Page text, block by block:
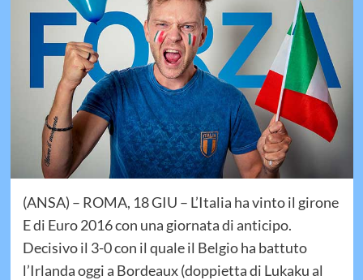
(ANSA) – ROMA, 18 GIU – L’Italia ha vinto il girone
E di Euro 2016 con una giornata di anticipo.
Decisivo il 3-0 con il quale il Belgio ha battuto
l’Irlanda oggi a Bordeaux (doppietta di Lukaku al